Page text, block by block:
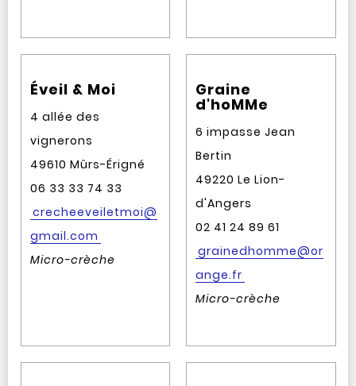
Éveil & Moi
4 allée des
vignerons
49610 Mûrs-Érigné
06 33 33 74 33
crecheeveiletmoi@
gmail.com
Micro-crèche
Graine
d'hoMMe
6 impasse Jean
Bertin
49220 Le Lion-
d'Angers
02 41 24 89 61
grainedhomme@or
ange.fr
Micro-crèche